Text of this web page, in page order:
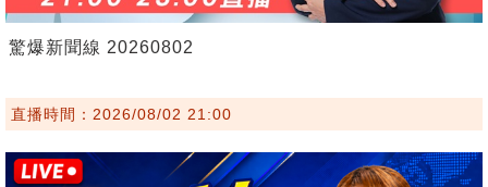
驚爆新聞線 20260802
直播時間：2026/08/02 21:00